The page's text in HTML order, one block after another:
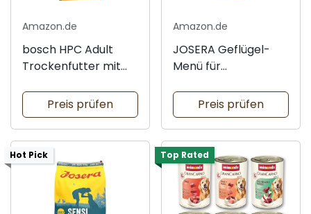
Amazon.de
bosch HPC Adult
Trockenfutter mit
Preis prüfen
Amazon.de
JOSERA Geflügel-
Menü für
Preis prüfen
Hot Pick Top Rated